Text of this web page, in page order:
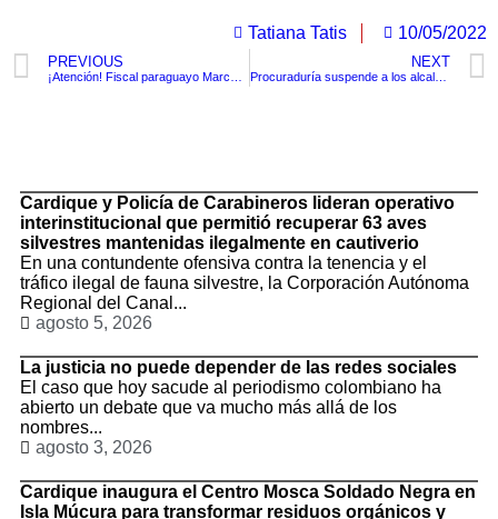
Tatiana Tatis 10/05/2022
PREVIOUS NEXT
Procuraduría suspende a los alcaldes de Medellín y de Ibagué por presunta participación en política
Cardique y Policía de Carabineros lideran operativo
interinstitucional que permitió recuperar 63 aves
silvestres mantenidas ilegalmente en cautiverio
En una contundente ofensiva contra la tenencia y el
tráfico ilegal de fauna silvestre, la Corporación Autónoma
Regional del Canal...
agosto 5, 2026
La justicia no puede depender de las redes sociales
El caso que hoy sacude al periodismo colombiano ha
abierto un debate que va mucho más allá de los
nombres...
agosto 3, 2026
Cardique inaugura el Centro Mosca Soldado Negra en
Isla Múcura para transformar residuos orgánicos y